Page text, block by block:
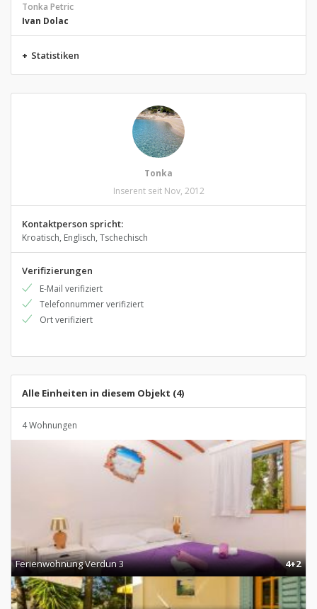
Tonka Petric
Ivan Dolac
+ Statistiken
Tonka
Inserent seit Nov, 2012
Kontaktperson spricht:
Kroatisch, Englisch, Tschechisch
Verifizierungen
E-Mail verifiziert
Telefonnummer verifiziert
Ort verifiziert
Alle Einheiten in diesem Objekt (4)
4 Wohnungen
Ferienwohnung Verdun 3 4+2